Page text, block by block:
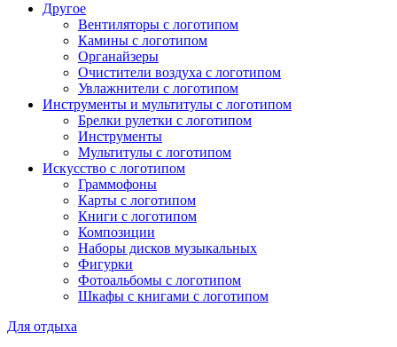
Другое
Вентиляторы с логотипом
Камины с логотипом
Органайзеры
Очистители воздуха с логотипом
Увлажнители с логотипом
Инструменты и мультитулы с логотипом
Брелки рулетки с логотипом
Инструменты
Мультитулы с логотипом
Искусство с логотипом
Граммофоны
Карты с логотипом
Книги с логотипом
Композиции
Наборы дисков музыкальных
Фигурки
Фотоальбомы с логотипом
Шкафы с книгами с логотипом
Для отдыха